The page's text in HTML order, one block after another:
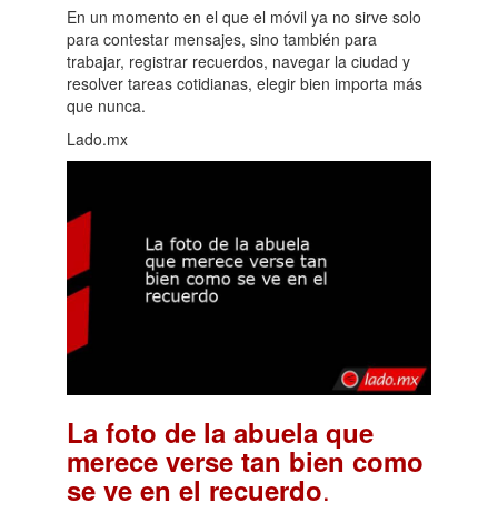
En un momento en el que el móvil ya no sirve solo
para contestar mensajes, sino también para
trabajar, registrar recuerdos, navegar la ciudad y
resolver tareas cotidianas, elegir bien importa más
que nunca.
Lado.mx
La foto de la abuela que
merece verse tan bien como
se ve en el recuerdo.